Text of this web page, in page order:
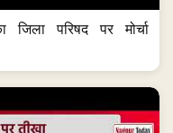
जिला परिषद पर मोर्चा